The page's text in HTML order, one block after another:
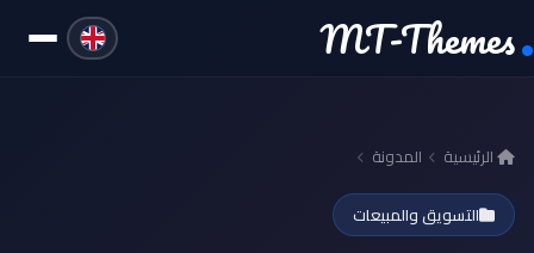
MT-Themes
الرئيسية المدونة
التسويق والمبيعات